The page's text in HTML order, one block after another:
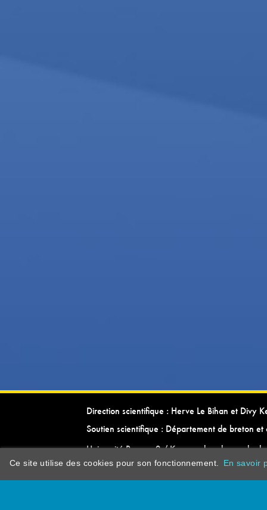
Direction scientifique : Herve Le Bihan et Divy
Soutien scientifique : Département de breton et
Université Rennes 2 / Kevrenn brezhoneg ha
Ce site utilise des cookies pour son fonctionnement. En savoir